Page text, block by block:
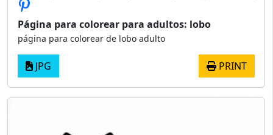
Página para colorear para adultos: lobo
página para colorear de lobo adulto
JPG PRINT